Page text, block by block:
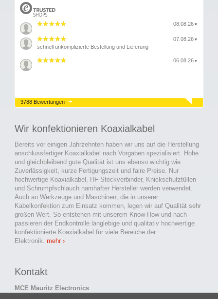
08.08.26 ▼
07.08.26 ▼
schnell unkomplizierte Bestellung und Lieferung
06.08.26 ▼
3788 Bewertungen
Wir konfektionieren Koaxialkabel
Bereits vor einigen Jahrzehnten haben wir uns auf die Herstellung
anschlussfertiger Koaxialkabel nach Vorgaben spezialisiert. Hohe
und gleichbleibend gute Qualität ist uns ebenso wichtig wie
Zuverlässigkeit, kurze Fertigungszeit und faire Preise. Nur
hochwertige Koaxialkabel, HF-Steckverbinder, Knickschutztüllen
und Schrumpfschlauch namhafter Hersteller werden verwendet.
Auch an Werkzeuge und Maschinen, die in unserer
Kabelkonfektion zum Einsatz kommen, legen wir auf Qualität sehr
großen Wert. So entstehen mit unserem Know-How und nach
passieren der Endkontrolle langlebige und qualitativ hochwertige
konfektionierte Koaxialkabel für viele Bereiche der
Elektronik. mehr ›
Kontakt
MCE Mauritz Electronics